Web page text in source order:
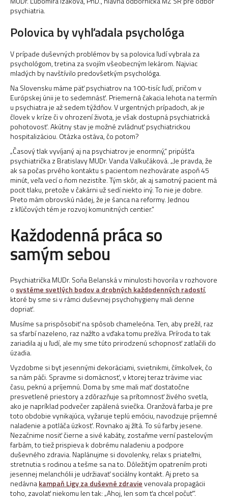
psychiatria.
Polovica by vyhľadala psychológa
V prípade duševných problémov by sa polovica ľudí vybrala za
psychológom, tretina za svojím všeobecným lekárom. Najviac
mladých by navštívilo predovšetkým psychológa.
Na Slovensku máme päť psychiatrov na 100-tisíc ľudí, pričom v
Európskej únii je to sedemnásť. Priemerná čakacia lehota na termín
u psychiatra je až sedem týždňov. V urgentných prípadoch, ak je
človek v kríze či v ohrození života, je však dostupná psychiatrická
pohotovosť. Akútny stav je možné zvládnuť psychiatrickou
hospitalizáciou. Otázka ostáva, čo potom?
„Časový tlak vyvíjaný aj na psychiatrov je enormný,“ pripúšťa
psychiatrička z Bratislavy MUDr. Vanda Valkučáková. „Je pravda, že
ak sa počas prvého kontaktu s pacientom nezhovárate aspoň 45
minút, veľa vecí o ňom nezistíte. Tým skôr, ak aj samotný pacient má
pocit tlaku, pretože v čakárni už sedí niekto iný. To nie je dobre.
Preto mám obrovskú nádej, že je šanca na reformy. Jednou
z kľúčových tém je rozvoj komunitných centier.“
Každodenná práca so
samým sebou
Psychiatrička MUDr. Soňa Belanská v minulosti hovorila v rozhovore
o systéme svetlých bodov a drobných každodenných radostí,
ktoré by sme si v rámci duševnej psychohygieny mali denne
dopriať.
Musíme sa prispôsobiť na spôsob chameleóna. Ten, aby prežil, raz
sa sfarbí nazeleno, raz nažlto a vďaka tomu prežíva. Príroda to tak
zariadila aj u ľudí, ale my sme túto prirodzenú schopnosť zatlačili do
úzadia.
Vyzdobme si byt jesennými dekoráciami, svietnikmi, čímkoľvek, čo
sa nám páči. Spravme si domácnosť, v ktorej teraz trávime viac
času, peknú a príjemnú. Doma by sme mali mať dostatočne
presvetlené priestory a zdôrazňuje sa prítomnosť živého svetla,
ako je napríklad podvečer zapálená sviečka. Oranžová farba je pre
toto obdobie vynikajúca, vyžaruje teplú emóciu, navodzuje príjemné
naladenie a potláča úzkosť. Rovnako aj žltá. To sú farby jesene.
Nezačnime nosiť čierne a sivé kabáty, zostaňme verní pastelovým
farbám, to tiež prispieva k dobrému naladeniu a podpore
duševného zdravia. Naplánujme si dovolenky, relax s priateľmi,
stretnutia s rodinou a tešme sa na to. Dôležitým opatrením proti
jesennej melanchólii je udržiavať sociálny kontakt. Aj preto sa
nedávnakampaň Ligy za duševné zdravievenovala propagácii
toho, zavolať niekomu len tak: „Ahoj, len som ťa chcel počuť“.